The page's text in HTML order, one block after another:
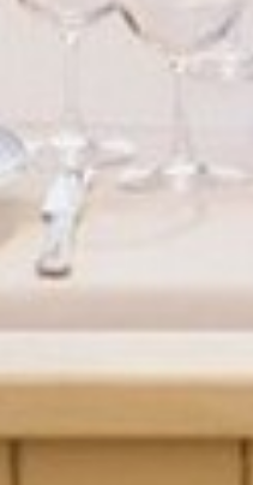
DÉVELOPPEMENT DURABLE